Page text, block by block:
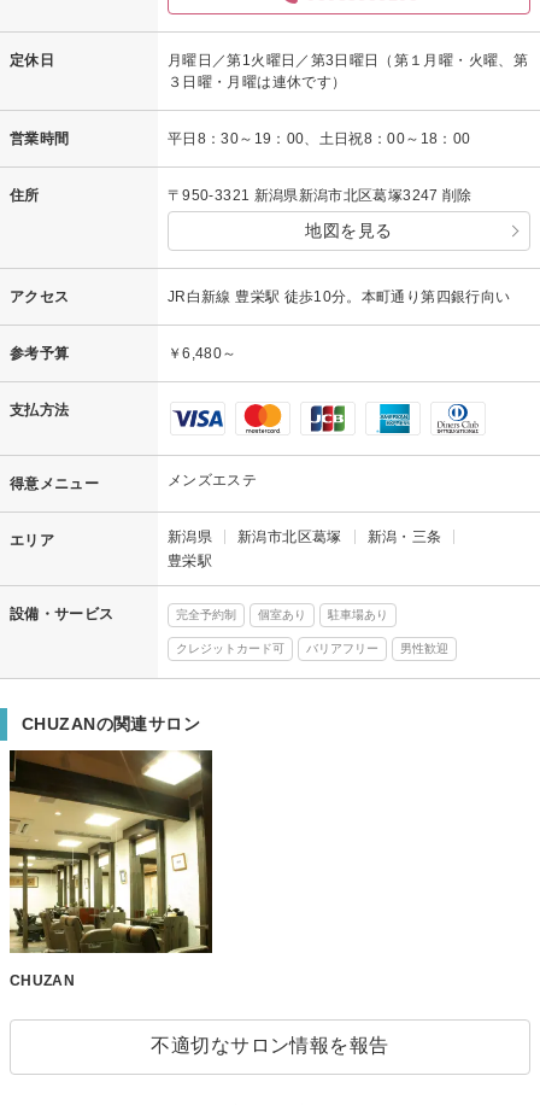
定休日
月曜日／第1火曜日／第3日曜日（第１月曜・火曜、第
３日曜・月曜は連休です）
営業時間 平日8：30～19：00、土日祝8：00～18：00
住所 〒950-3321 新潟県新潟市北区葛塚3247 削除
地図を見る
アクセス JR白新線 豊栄駅 徒歩10分。本町通り第四銀行向い
参考予算 ￥6,480～
支払方法
得意メニュー メンズエステ
エリア 新潟県 新潟市北区葛塚
新潟・三条
豊栄駅
設備・サービス 完全予約制 個室あり 駐車場あり
クレジットカード可 バリアフリー 男性歓迎
CHUZANの関連サロン
CHUZAN
不適切なサロン情報を報告